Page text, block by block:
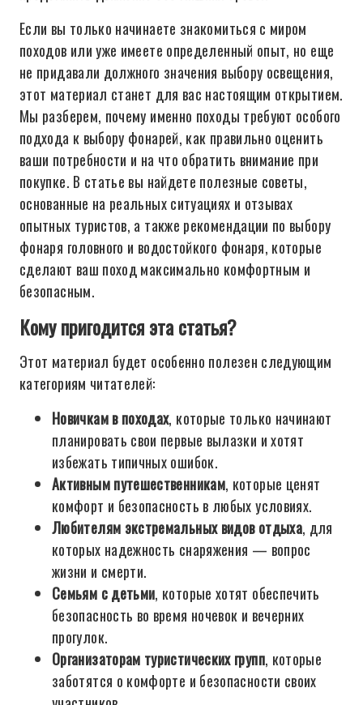
Если вы только начинаете знакомиться с миром
походов или уже имеете определенный опыт, но еще
не придавали должного значения выбору освещения,
этот материал станет для вас настоящим открытием.
Мы разберем, почему именно походы требуют особого
подхода к выбору фонарей, как правильно оценить
ваши потребности и на что обратить внимание при
покупке. В статье вы найдете полезные советы,
основанные на реальных ситуациях и отзывах
опытных туристов, а также рекомендации по выбору
фонаря головного и водостойкого фонаря, которые
сделают ваш поход максимально комфортным и
безопасным.
Кому пригодится эта статья?
Этот материал будет особенно полезен следующим
категориям читателей:
Новичкам в походах, которые только начинают
планировать свои первые вылазки и хотят
избежать типичных ошибок.
Активным путешественникам, которые ценят
комфорт и безопасность в любых условиях.
Любителям экстремальных видов отдыха, для
которых надежность снаряжения — вопрос
жизни и смерти.
Семьям с детьми, которые хотят обеспечить
безопасность во время ночевок и вечерних
прогулок.
Организаторам туристических групп, которые
заботятся о комфорте и безопасности своих